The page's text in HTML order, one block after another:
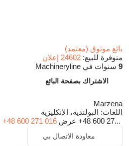
بائع موثوق (معتمد)
متوفرة للبيع: 24602 إعلان
9 سنوات في Machineryline
الاشتراك بصفحة البائع
Marzena
اللغات: البولندية، الإنكليزية
+48 600 27... عرض +48 600 271 016
معاودة الاتصال بي